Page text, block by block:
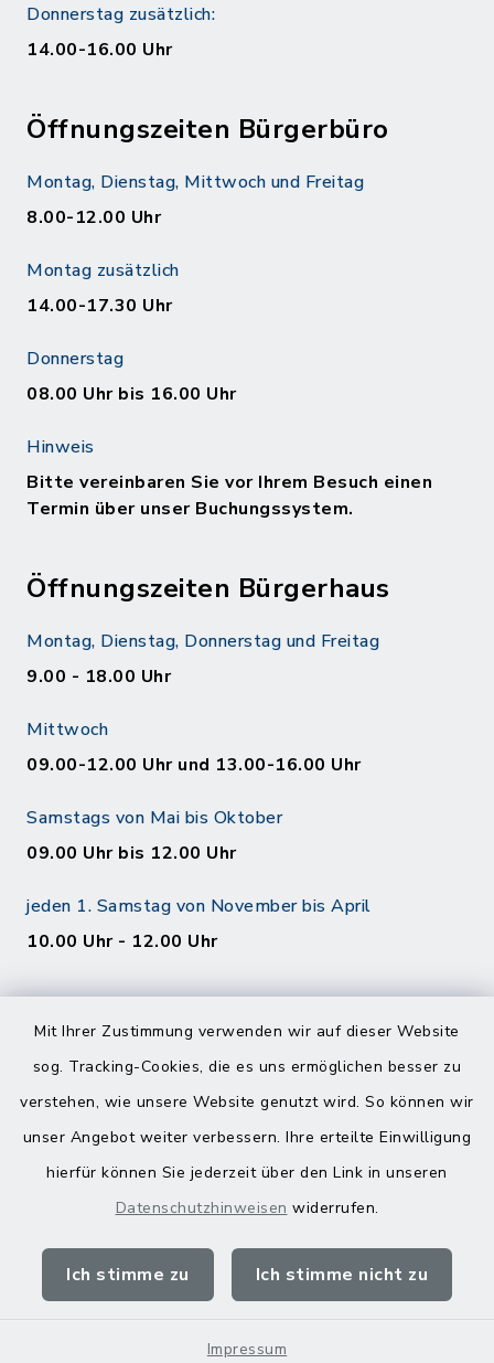
Mit Ihrer Zustimmung verwenden wir auf dieser Website
sog. Tracking-Cookies, die es uns ermöglichen besser zu
verstehen, wie unsere Website genutzt wird. So können wir
unser Angebot weiter verbessern. Ihre erteilte Einwilligung
hierfür können Sie jederzeit über den Link in unseren
Datenschutzhinweisen widerrufen.
Ich stimme zu Ich stimme nicht zu
Impressum
Donnerstag zusätzlich:
14.00-16.00 Uhr
Öffnungszeiten Bürgerbüro
Montag, Dienstag, Mittwoch und Freitag
8.00-12.00 Uhr
Montag zusätzlich
14.00-17.30 Uhr
Donnerstag
08.00 Uhr bis 16.00 Uhr
Hinweis
Bitte vereinbaren Sie vor Ihrem Besuch einen
Termin über unser Buchungssystem.
Öffnungszeiten Bürgerhaus
Montag, Dienstag, Donnerstag und Freitag
9.00 - 18.00 Uhr
Mittwoch
09.00-12.00 Uhr und 13.00-16.00 Uhr
Samstags von Mai bis Oktober
09.00 Uhr bis 12.00 Uhr
jeden 1. Samstag von November bis April
10.00 Uhr - 12.00 Uhr
Barrierefreiheit
Impressum
Sitemap